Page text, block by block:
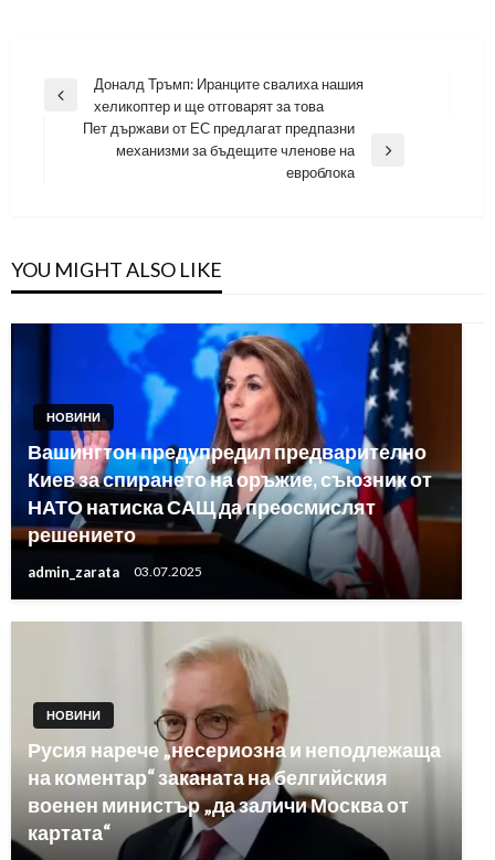
Навигация
Previous
Доналд Тръмп: Иранците свалиха нашия
хеликоптер и ще отговарят за това
Пет държави от ЕС предлагат предпазни
механизми за бъдещите членове на
евроблока
YOU MIGHT ALSO LIKE
НОВИНИ
Вашингтон предупредил предварително
Киев за спирането на оръжие, съюзник от
НАТО натиска САЩ да преосмислят
решението
admin_zarata 03.07.2025
НОВИНИ
Русия нарече „несериозна и неподлежаща
на коментар“ заканата на белгийския
военен министър „да заличи Москва от
картата“